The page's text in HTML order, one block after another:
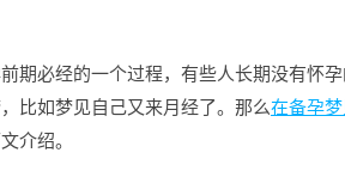
期必经的一个过程，有些人长期没有怀
比如梦见自己又来月经了。那么在备孕
介绍。